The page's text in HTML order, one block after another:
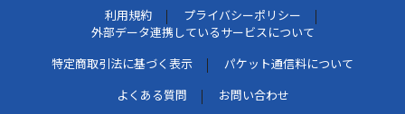
利用規約
プライバシーポリシー
外部データ連携しているサービスについて
特定商取引法に基づく表示
パケット通信料について
よくある質問
お問い合わせ